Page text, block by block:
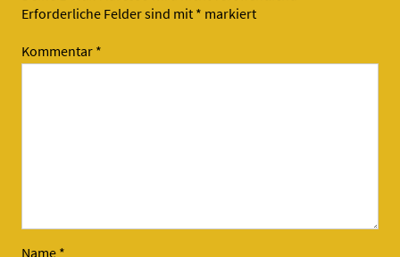
Erforderliche Felder sind mit * markiert
Kommentar *
Name *